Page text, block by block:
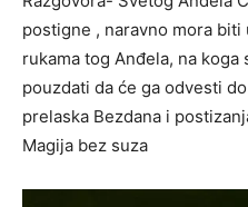
postigne , naravno mora
rukama tog Anđela, na
pouzdati da će ga odvesti
prelaska Bezdana i
Magija bez suza